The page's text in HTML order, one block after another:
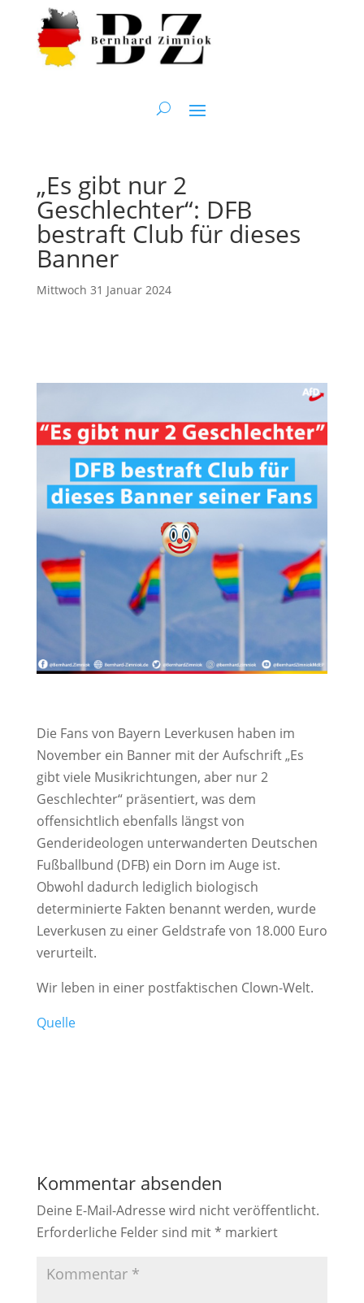
„Es gibt nur 2
Geschlechter“: DFB
bestraft Club für dieses
Banner
Mittwoch 31 Januar 2024
Die Fans von Bayern Leverkusen haben im
November ein Banner mit der Aufschrift „Es
gibt viele Musikrichtungen, aber nur 2
Geschlechter“ präsentiert, was dem
offensichtlich ebenfalls längst von
Genderideologen unterwanderten Deutschen
Fußballbund (DFB) ein Dorn im Auge ist.
Obwohl dadurch lediglich biologisch
determinierte Fakten benannt werden, wurde
Leverkusen zu einer Geldstrafe von 18.000 Euro
verurteilt.
Wir leben in einer postfaktischen Clown-Welt.
Quelle
Kommentar absenden
Deine E-Mail-Adresse wird nicht veröffentlicht.
Erforderliche Felder sind mit* markiert